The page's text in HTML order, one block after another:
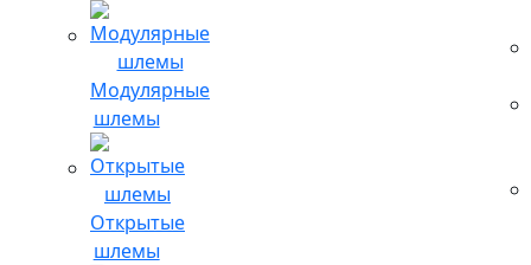
Модулярные
шлемы
Открытые
шлемы